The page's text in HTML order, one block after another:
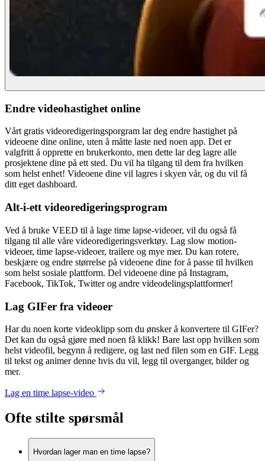
Endre videohastighet online
Vårt gratis videoredigeringsporgram lar deg endre hastighet på
videoene dine online, uten å måtte laste ned noen app. Det er
valgfritt å opprette en brukerkonto, men dette lar deg lagre alle
prosjektene dine på ett sted. Du vil ha tilgang til dem fra hvilken
som helst enhet! Videoene dine vil lagres i skyen vår, og du vil få
ditt eget dashboard.
Alt-i-ett videoredigeringsprogram
Ved å bruke VEED til å lage time lapse-videoer, vil du også få
tilgang til alle våre videoredigeringsverktøy. Lag slow motion-
videoer, time lapse-videoer, trailere og mye mer. Du kan rotere,
beskjære og endre størrelse på videoene dine for å passe til hvilken
som helst sosiale plattform. Del videoene dine på Instagram,
Facebook, TikTok, Twitter og andre videodelingsplattformer!
Lag GIFer fra videoer
Har du noen korte videoklipp som du ønsker å konvertere til GIFer?
Det kan du også gjøre med noen få klikk! Bare last opp hvilken som
helst videofil, begynn å redigere, og last ned filen som en GIF. Legg
til tekst og animer denne hvis du vil, legg til overganger, bilder og
mer.
Lag en time lapse-video
Ofte stilte spørsmål
Hvordan lager man en time lapse?